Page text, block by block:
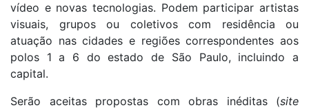
vídeo e novas tecnologias. Podem participar artistas
visuais, grupos ou coletivos com residência ou
atuação nas cidades e regiões correspondentes aos
polos 1 a 6 do estado de São Paulo, incluindo a
capital.
Serão aceitas propostas com obras inéditas (site